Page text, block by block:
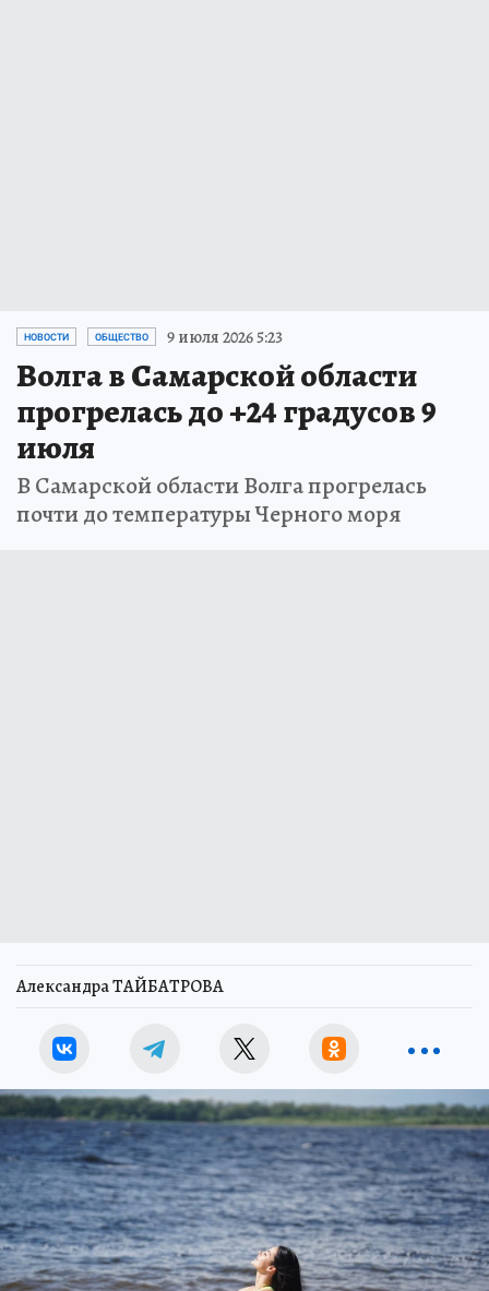
НОВОСТИ ОБЩЕСТВО 9 июля 2026 5:23
Волга в Самарской области
прогрелась до +24 градусов 9
июля
В Самарской области Волга прогрелась
почти до температуры Черного моря
Александра ТАЙБАТРОВА